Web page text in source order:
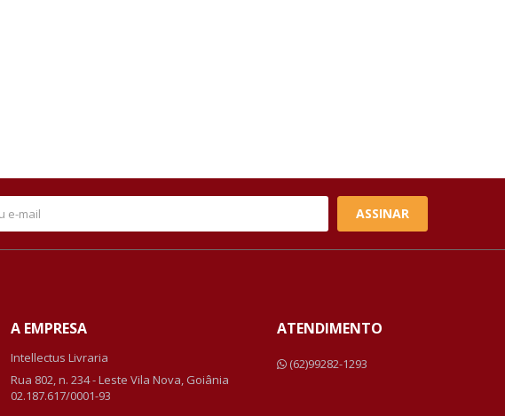
ASSINAR
A EMPRESA
Intellectus Livraria
Rua 802, n. 234 - Leste Vila Nova, Goiânia
02.187.617/0001-93
ATENDIMENTO
(62)99282-1293